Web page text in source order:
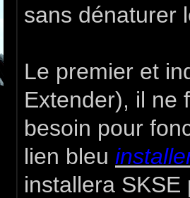
sans dénaturer
Le premier et
Extender), il ne
besoin pour
lien bleu
installera SKSE